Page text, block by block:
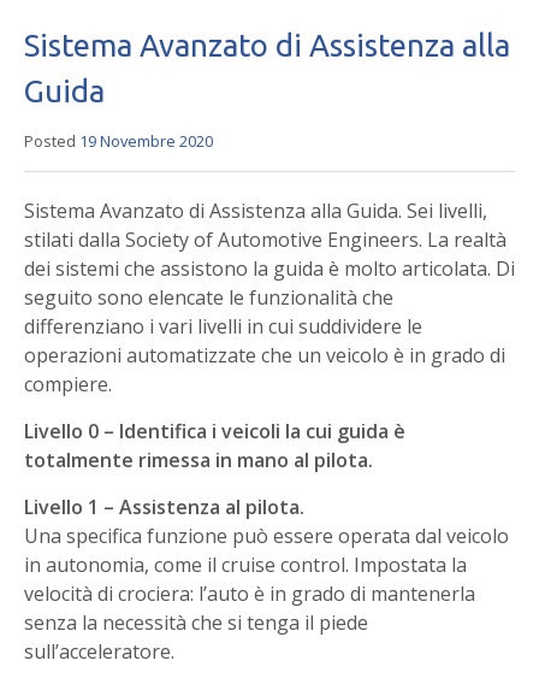
Sistema Avanzato di Assistenza alla
Guida
Posted 19 Novembre 2020
Sistema Avanzato di Assistenza alla Guida. Sei livelli,
stilati dalla Society of Automotive Engineers. La realtà
dei sistemi che assistono la guida è molto articolata. Di
seguito sono elencate le funzionalità che
differenziano i vari livelli in cui suddividere le
operazioni automatizzate che un veicolo è in grado di
compiere.
Livello 0 – Identifica i veicoli la cui guida è
totalmente rimessa in mano al pilota.
Livello 1 – Assistenza al pilota.
Una specifica funzione può essere operata dal veicolo
in autonomia, come il cruise control. Impostata la
velocità di crociera: l’auto è in grado di mantenerla
senza la necessità che si tenga il piede
sull’acceleratore.